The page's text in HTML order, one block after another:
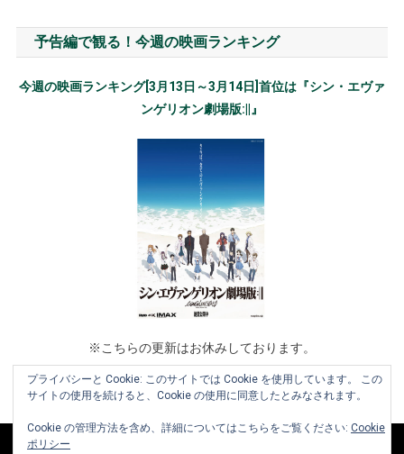
予告編で観る！今週の映画ランキング
今週の映画ランキング[3月13日～3月14日]首位は『シン・エヴァ
ンゲリオン劇場版:||』
※こちらの更新はお休みしております。
プライバシーと Cookie: このサイトでは Cookie を使用しています。 この
サイトの使用を続けると、Cookie の使用に同意したとみなされます。
Cookie の管理方法を含め、詳細についてはこちらをご覧ください: Cookie
ポリシー